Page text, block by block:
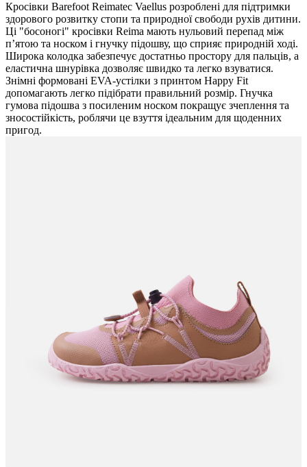
Кросівки Barefoot Reimatec Vaellus розроблені для підтримки
здорового розвитку стопи та природної свободи рухів дитини.
Ці "босоногі" кросівки Reima мають нульовий перепад між
п’ятою та носком і гнучку підошву, що сприяє природній ході.
Широка колодка забезпечує достатньо простору для пальців, а
еластична шнурівка дозволяє швидко та легко взуватися.
Знімні формовані EVA-устілки з принтом Happy Fit
допомагають легко підібрати правильний розмір. Гнучка
гумова підошва з посиленим носком покращує зчеплення та
зносостійкість, роблячи це взуття ідеальним для щоденних
пригод.